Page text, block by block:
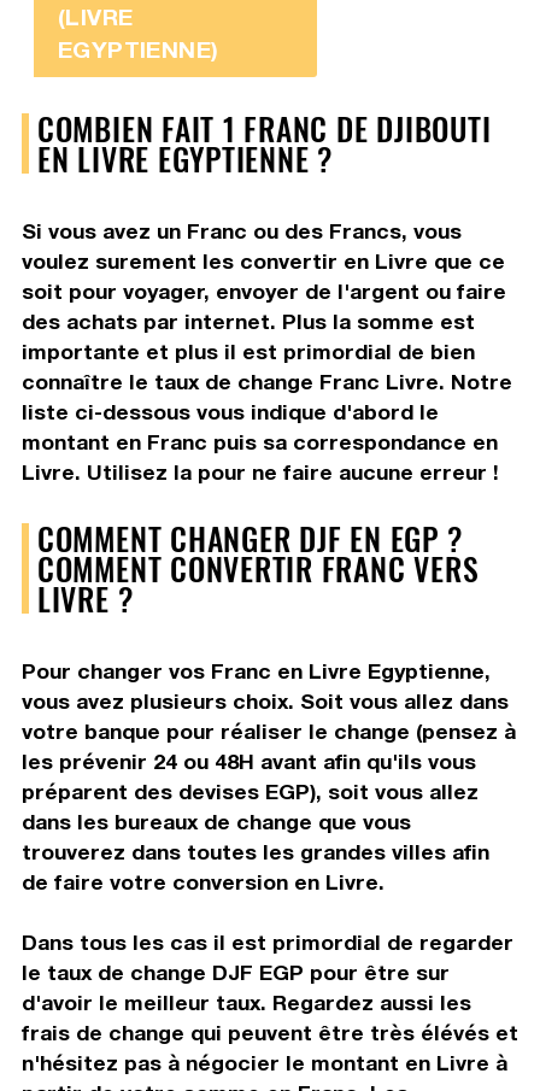
(LIVRE
EGYPTIENNE)
COMBIEN FAIT 1 FRANC DE DJIBOUTI
EN LIVRE EGYPTIENNE ?
Si vous avez un Franc ou des Francs, vous
voulez surement les convertir en Livre que ce
soit pour voyager, envoyer de l'argent ou faire
des achats par internet. Plus la somme est
importante et plus il est primordial de bien
connaître le taux de change Franc Livre. Notre
liste ci-dessous vous indique d'abord le
montant en Franc puis sa correspondance en
Livre. Utilisez la pour ne faire aucune erreur !
COMMENT CHANGER DJF EN EGP ?
COMMENT CONVERTIR FRANC VERS
LIVRE ?
Pour changer vos Franc en Livre Egyptienne,
vous avez plusieurs choix. Soit vous allez dans
votre banque pour réaliser le change (pensez à
les prévenir 24 ou 48H avant afin qu'ils vous
préparent des devises EGP), soit vous allez
dans les bureaux de change que vous
trouverez dans toutes les grandes villes afin
de faire votre conversion en Livre.
Dans tous les cas il est primordial de regarder
le taux de change DJF EGP pour être sur
d'avoir le meilleur taux. Regardez aussi les
frais de change qui peuvent être très élévés et
n'hésitez pas à négocier le montant en Livre à